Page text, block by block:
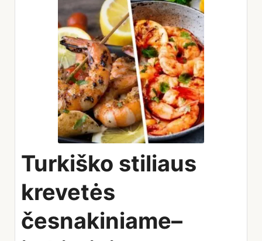
Turkiško stiliaus
krevetės
česnakiniame–